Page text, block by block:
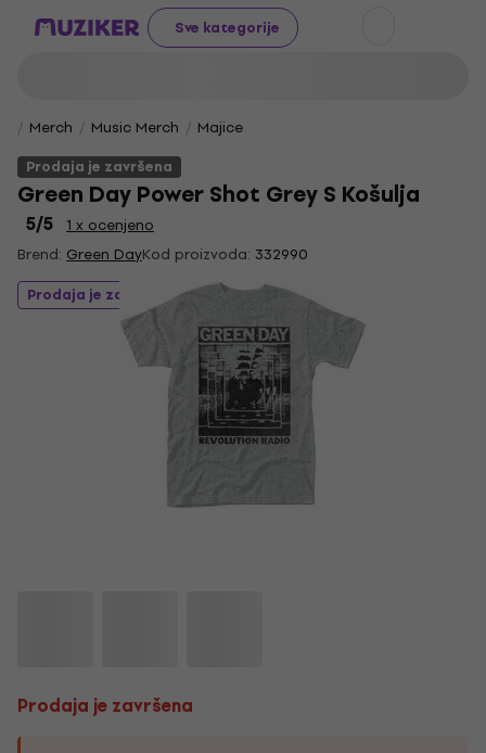
Sve kategorije
Merch Music Merch
Majice
Prodaja je završena
Green Day Power Shot Grey S Košulja
5/5
1 x ocenjeno
Brend: Green DayKod proizvoda: 332990
Prodaja je završena
Prodaja je završena